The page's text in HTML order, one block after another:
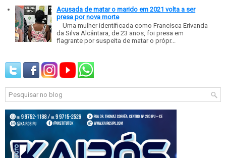
Acusada de matar o marido em 2021 volta a ser
presa por nova morte
Uma mulher identificada como Francisca Erivanda
da Silva Alcântara, de 23 anos, foi presa em
flagrante por suspeita de matar o própr...